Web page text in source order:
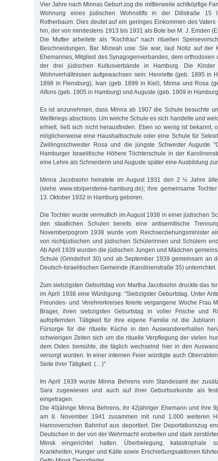
Vier Jahre nach Minnas Geburt zog die mittlerweile achtköpfige
Wohnung eines jüdischen Wohnstifts in der Dillstraße 15
Rotherbaum. Dies deutet auf ein geringes Einkommen des
hin, der von mindestens 1913 bis 1931 als Bote bei M. J. Emden
Die Mutter arbeitete als "Kochfrau" nach rituellen
Beschneidungen, Bar Mizwah usw. Sie war, laut Notiz auf der
Ehemannes, Mitglied des Synagogenverbandes, dem orthodoxen
der drei jüdischen Kultusverbände in Hamburg. Die
Wohnverhältnissen aufgewachsen sein: Henriette (geb. 1895 in
1898 in Flensburg), Ivan (geb. 1899 in Kiel), Minna und Rosa
Alfons (geb. 1905 in Hamburg) und Auguste (geb. 1909 in
Es ist anzunehmen, dass Minna ab 1907 die Schule besuchte
Weltkriegs abschloss. Um welche Schule es sich handelte und
erhielt, ließ sich nicht herausfinden. Eben so wenig ist bekannt,
möglicherweise eine Haushaltsschule oder eine Schule für
Zwillingsschwester Rosa und die jüngste Schwester Auguste
Hamburger Israelitische Höhere Töchterschule in der
eine Lehre als Schneiderin und Auguste später eine Ausbildung
Minna Jacobsohn heiratete im August 1931 den 2 ½ Jahre
(siehe www.stolpersteine-hamburg.de); ihre gemeinsame
13. Oktober 1932 in Hamburg geboren.
Die Tochter wurde vermutlich im August 1938 in einer jüdischen
den staatlichen Schulen bereits eine antisemitische
Novemberpogrom 1938 wurde vom Reichserziehungsminister
von nichtjüdischen und jüdischen Schülerinnen und Schülern
Ab April 1939 wurden die jüdischen Jungen und Mädchen
Schule (Grindelhof 30) und ab September 1939 gemeinsam an
Deutsch-Israelitischen Gemeinde (Karolinenstraße 35) unterrichtet.
Zum siebzigsten Geburtstag von Martha Jacobsohn druckte das
im April 1938 eine Würdigung: "Siebzigster Geburtstag. Unter
Freundes- und Verehrerkreises feierte vergangene Woche Frau
Brager, ihren siebzigsten Geburtstag in voller Frische und
aufopfernden Tätigkeit für ihre eigene Familie ist die Jubilarin
Fürsorge für die rituelle Küche in den Auswandererhallen
schwierigen Zeiten sich um die rituelle Verpflegung der vielen
dem Osten bemühte, die täglich wechselnd hier in den
versorgt wurden. In einer internen Feier würdigte auch
Seite ihrer Tätigkeit. (…)"
Im April 1939 wurde Minna Behrens vom Standesamt der
Sara zugewiesen und auch auf ihrer Geburtsurkunde als
eingetragen.
Die 40jährige Minna Behrens, ihr 42jähriger Ehemann und ihre
am 8. November 1941 zusammen mit rund 1.000 weiteren
Hannoverschen Bahnhof aus deportiert. Der Deportationszug
Deutschen in der von der Wehrmacht eroberten und stark
Minsk eingerichtet hatten. Überbelegung, katastrophale
Krankheiten, Hunger und Kälte sowie Erschießungsaktionen